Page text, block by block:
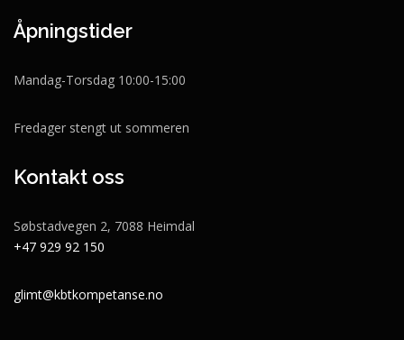
Åpningstider
Mandag-Torsdag 10:00-15:00
Fredager stengt ut sommeren
Kontakt oss
Søbstadvegen 2, 7088 Heimdal
+47 929 92 150
glimt@kbtkompetanse.no